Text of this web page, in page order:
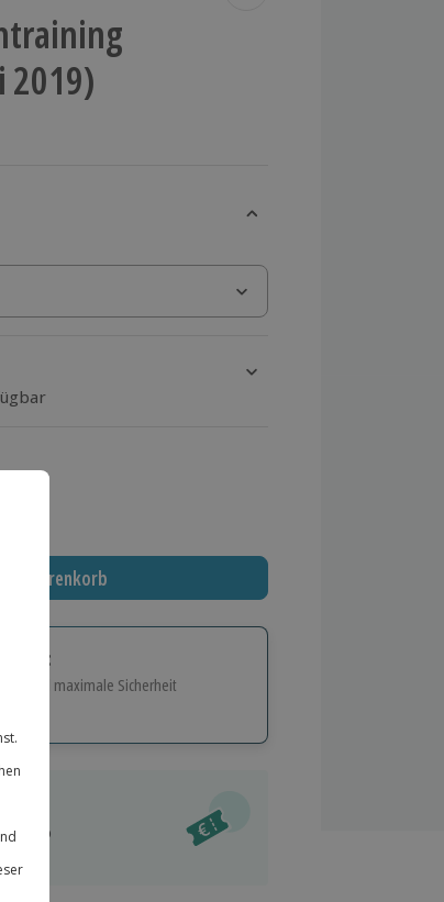
2019)
den Warenkorb
und maximale Sicherheit
einlösbar.